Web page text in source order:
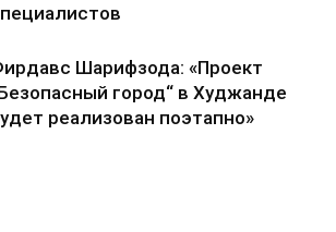
Шарифзода: «Проект
город“ в Худжанде
реализован поэтапно»